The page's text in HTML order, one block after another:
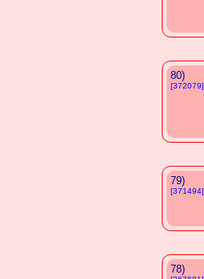
80)
[372079]
79)
[371494]
78)